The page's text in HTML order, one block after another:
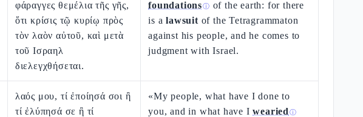
φάραγγες θεμέλια τῆς γῆς,
ὅτι κρίσις τῷ κυρίῳ πρὸς
τὸν λαὸν αὐτοῦ, καὶ μετὰ
τοῦ Ισραηλ
διελεγχθήσεται.
foundationsⓘ of the earth: for there
is alawsuit of the Tetragrammaton
against his people, and he comes to
judgment with Israel.
λαός μου, τί ἐποίησά σοι ἢ
τί ἐλύπησά σε ἢ τί
«My people, what have I done to
you, and in what have Iwearied ⓘ